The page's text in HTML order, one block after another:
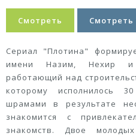
Смотреть Смотреть
Сериал "Плотина"
имени Назим, Нехир и
работающий над
которому исполнилось
шрамами в результате
знакомится с
знакомств. Двое